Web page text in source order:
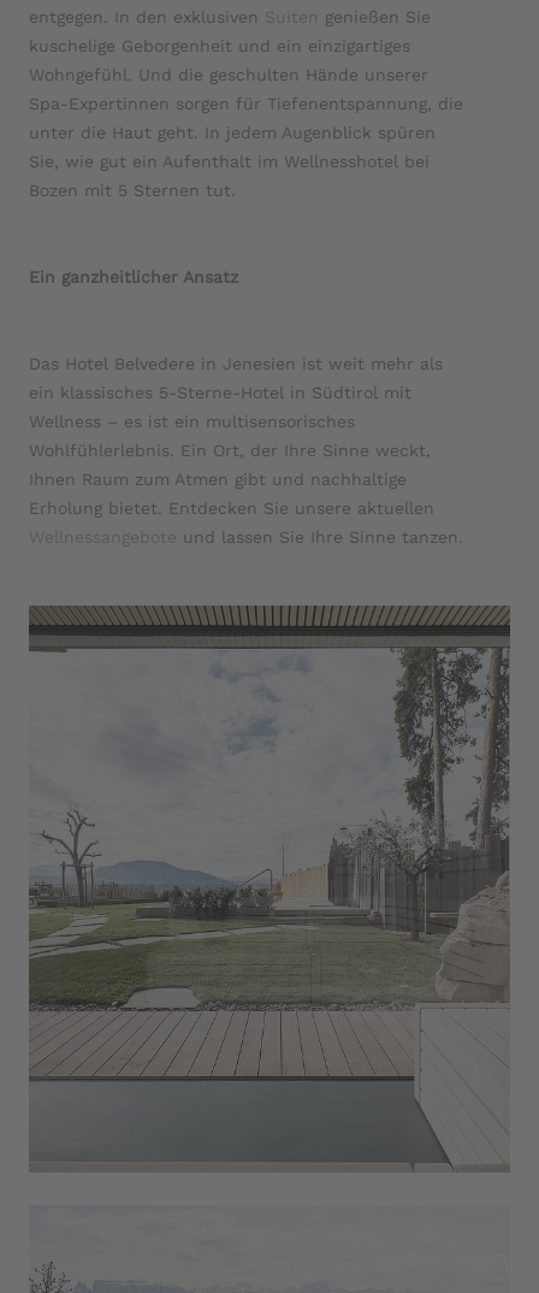
entgegen. In den exklusiven Suiten genießen Sie
kuschelige Geborgenheit und ein einzigartiges
Wohngefühl. Und die geschulten Hände unserer
Spa-Expertinnen sorgen für Tiefenentspannung, die
unter die Haut geht. In jedem Augenblick spüren
Sie, wie gut ein Aufenthalt im Wellnesshotel bei
Bozen mit 5 Sternen tut.
Ein ganzheitlicher Ansatz
Das Hotel Belvedere in Jenesien ist weit mehr als
ein klassisches 5-Sterne-Hotel in Südtirol mit
Wellness – es ist ein multisensorisches
Wohlfühlerlebnis. Ein Ort, der Ihre Sinne weckt,
Ihnen Raum zum Atmen gibt und nachhaltige
Erholung bietet. Entdecken Sie unsere aktuellen
Wellnessangebote und lassen Sie Ihre Sinne tanzen.